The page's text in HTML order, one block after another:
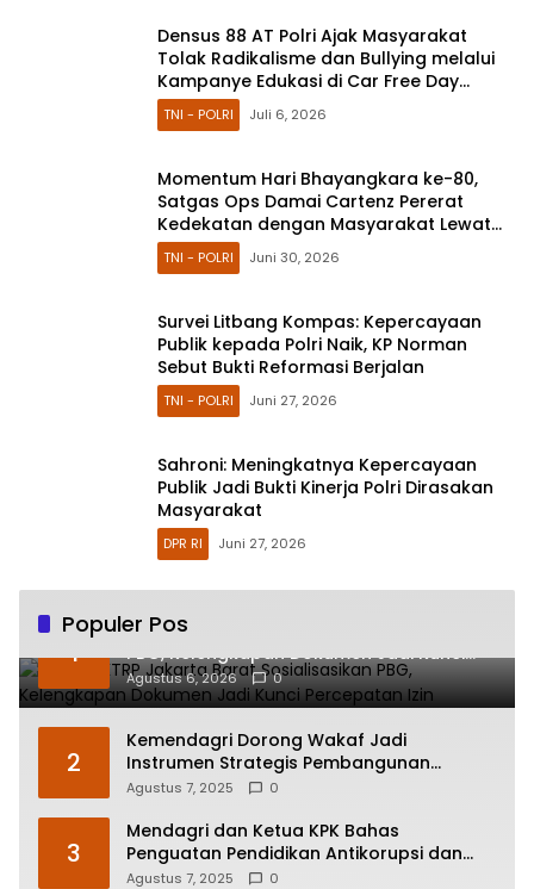
Densus 88 AT Polri Ajak Masyarakat
Tolak Radikalisme dan Bullying melalui
Kampanye Edukasi di Car Free Day
Makassar
TNI - POLRI Juli 6, 2026
Momentum Hari Bhayangkara ke-80,
Satgas Ops Damai Cartenz Pererat
Kedekatan dengan Masyarakat Lewat
Bakti Sosial
TNI - POLRI Juni 30, 2026
Survei Litbang Kompas: Kepercayaan
Publik kepada Polri Naik, KP Norman
Sebut Bukti Reformasi Berjalan
TNI - POLRI Juni 27, 2026
Sahroni: Meningkatnya Kepercayaan
Publik Jadi Bukti Kinerja Polri Dirasakan
Masyarakat
DPR RI Juni 27, 2026
Populer Pos
1
Sudin CKTRP Jakarta Barat Sosialisasikan
PBG, Kelengkapan Dokumen Jadi Kunci
Percepatan Izin
Agustus 6, 2026 0
2
Kemendagri Dorong Wakaf Jadi
Instrumen Strategis Pembangunan
Daerah
Agustus 7, 2025 0
3
Mendagri dan Ketua KPK Bahas
Penguatan Pendidikan Antikorupsi dan
Transparansi Pelayanan Publik
Agustus 7, 2025 0